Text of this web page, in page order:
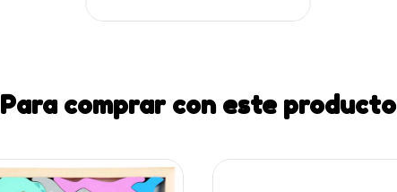
Para comprar con este producto